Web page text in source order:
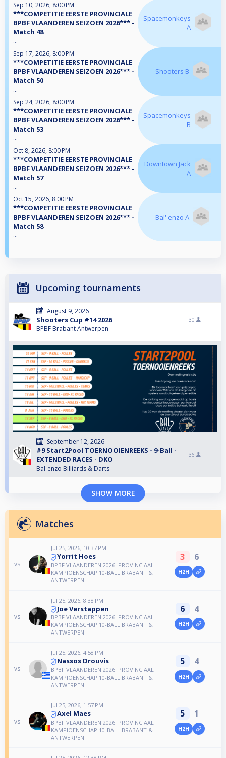
Sep 10, 2026, 8:00 PM
***COMPETITIE EERSTE PROVINCIALE
BPBF VLAANDEREN SEIZOEN 2026*** -
Match 48
...
Spacemonkeys
A
Sep 17, 2026, 8:00 PM
***COMPETITIE EERSTE PROVINCIALE
BPBF VLAANDEREN SEIZOEN 2026*** -
Match 50
...
Shooters B
Sep 24, 2026, 8:00 PM
***COMPETITIE EERSTE PROVINCIALE
BPBF VLAANDEREN SEIZOEN 2026*** -
Match 53
...
Spacemonkeys
B
Oct 8, 2026, 8:00 PM
***COMPETITIE EERSTE PROVINCIALE
BPBF VLAANDEREN SEIZOEN 2026*** -
Match 57
...
Downtown Jack
A
Oct 15, 2026, 8:00 PM
***COMPETITIE EERSTE PROVINCIALE
BPBF VLAANDEREN SEIZOEN 2026*** -
Match 58
...
Bal' enzo A
Upcoming tournaments
August 9, 2026
Shooters Cup #14 2026
BPBF Brabant Antwerpen
30
September 12, 2026
#9 Start2Pool TOERNOOIENREEKS - 9-Ball -
EXTENDED RACES - DKO
Bal-enzo Billiards & Darts
36
SHOW MORE
Matches
vs
Jul 25, 2026, 10:37 PM
Yorrit Hoes
BPBF VLAANDEREN 2026: PROVINCIAAL
KAMPIOENSCHAP 10-BALL BRABANT &
ANTWERPEN
3 6
H2H
vs
Jul 25, 2026, 8:38 PM
Joe Verstappen
BPBF VLAANDEREN 2026: PROVINCIAAL
KAMPIOENSCHAP 10-BALL BRABANT &
ANTWERPEN
6 4
H2H
vs
Jul 25, 2026, 4:58 PM
Nassos Drouvis
BPBF VLAANDEREN 2026: PROVINCIAAL
KAMPIOENSCHAP 10-BALL BRABANT &
ANTWERPEN
5 4
H2H
vs
Jul 25, 2026, 1:57 PM
Axel Maes
BPBF VLAANDEREN 2026: PROVINCIAAL
KAMPIOENSCHAP 10-BALL BRABANT &
ANTWERPEN
5 1
H2H